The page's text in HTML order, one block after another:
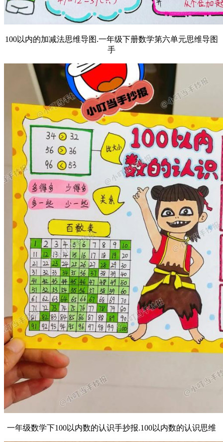
100以内的加减法思维导图.一年级下册数学第六单元思维导图
手
一年级数学下100以内数的认识手抄报.100以内数的认识思维